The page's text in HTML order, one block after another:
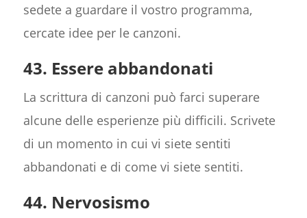
sedete a guardare il vostro programma,
cercate idee per le canzoni.
43. Essere abbandonati
La scrittura di canzoni può farci superare
alcune delle esperienze più difficili. Scrivete
di un momento in cui vi siete sentiti
abbandonati e di come vi siete sentiti.
44. Nervosismo